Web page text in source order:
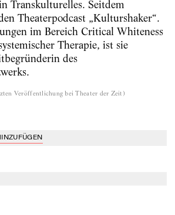
Transkulturelles. Seitdem
Theaterpodcast „Kulturshaker“.
im Bereich Critical Whiteness
Therapie, ist sie
des
Veröffentlichung bei Theater der Zeit )